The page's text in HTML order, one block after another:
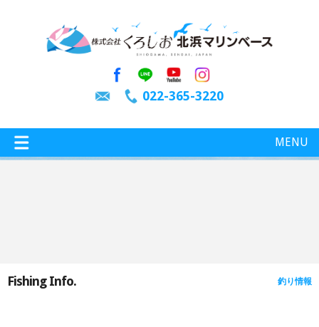
022-365-3220
MENU
Fishing Info. 釣り情報